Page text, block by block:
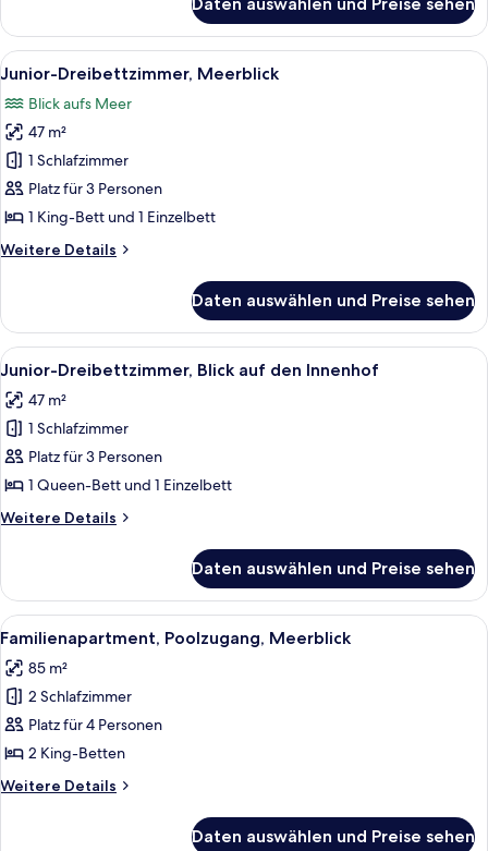
Dreibettzimmer,
Poolzugang,
Meerblick
Alle
Fotos
für
Junior-
Dreibettzimmer,
Meerblick
anzeigen
Ein ordentlich eingerichtetes
6
Junior-Dreibettzimmer, Meerblick
Blick aufs Meer
47 m²
1 Schlafzimmer
Platz für 3 Personen
1 King-Bett und 1 Einzelbett
Weitere Details
Weitere
Dreibettzimmer,
Meerblick
Daten auswählen und Preise sehen
Alle
Fotos
für
Junior-
Dreibettzimmer,
Blick
auf
den
anzeigen
Ein ordentlich eingerichtetes
7
Junior-Dreibettzimmer, Blick auf den Innenhof
47 m²
1 Schlafzimmer
Platz für 3 Personen
1 Queen-Bett und 1 Einzelbett
Weitere Details
Weitere
Dreibettzimmer,
Blick
auf
Innenhof
Daten auswählen und Preise sehen
Alle
Fotos
für
Familienapartment,
Poolzugang,
Meerblick
anzeigen
Eine Person steht auf einem Balkon
9
Familienapartment, Poolzugang, Meerblick
85 m²
2 Schlafzimmer
Platz für 4 Personen
2 King-Betten
Weitere Details
Weitere
Daten auswählen und Preise sehen